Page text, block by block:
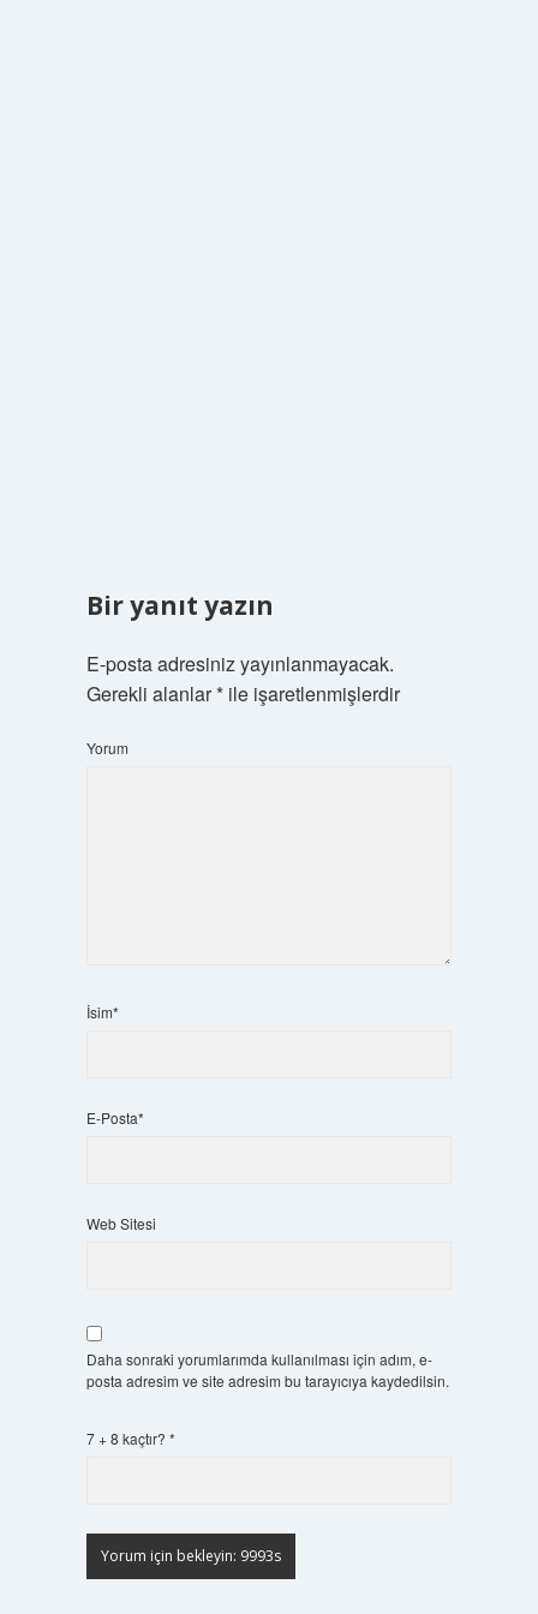
Bir yanıt yazın
E-posta adresiniz yayınlanmayacak.
Gerekli alanlar*ile işaretlenmişlerdir
Yorum
İsim*
E-Posta*
Web Sitesi
Daha sonraki yorumlarımda kullanılması için adım, e-
posta adresim ve site adresim bu tarayıcıya kaydedilsin.
7 + 8 kaçtır? *